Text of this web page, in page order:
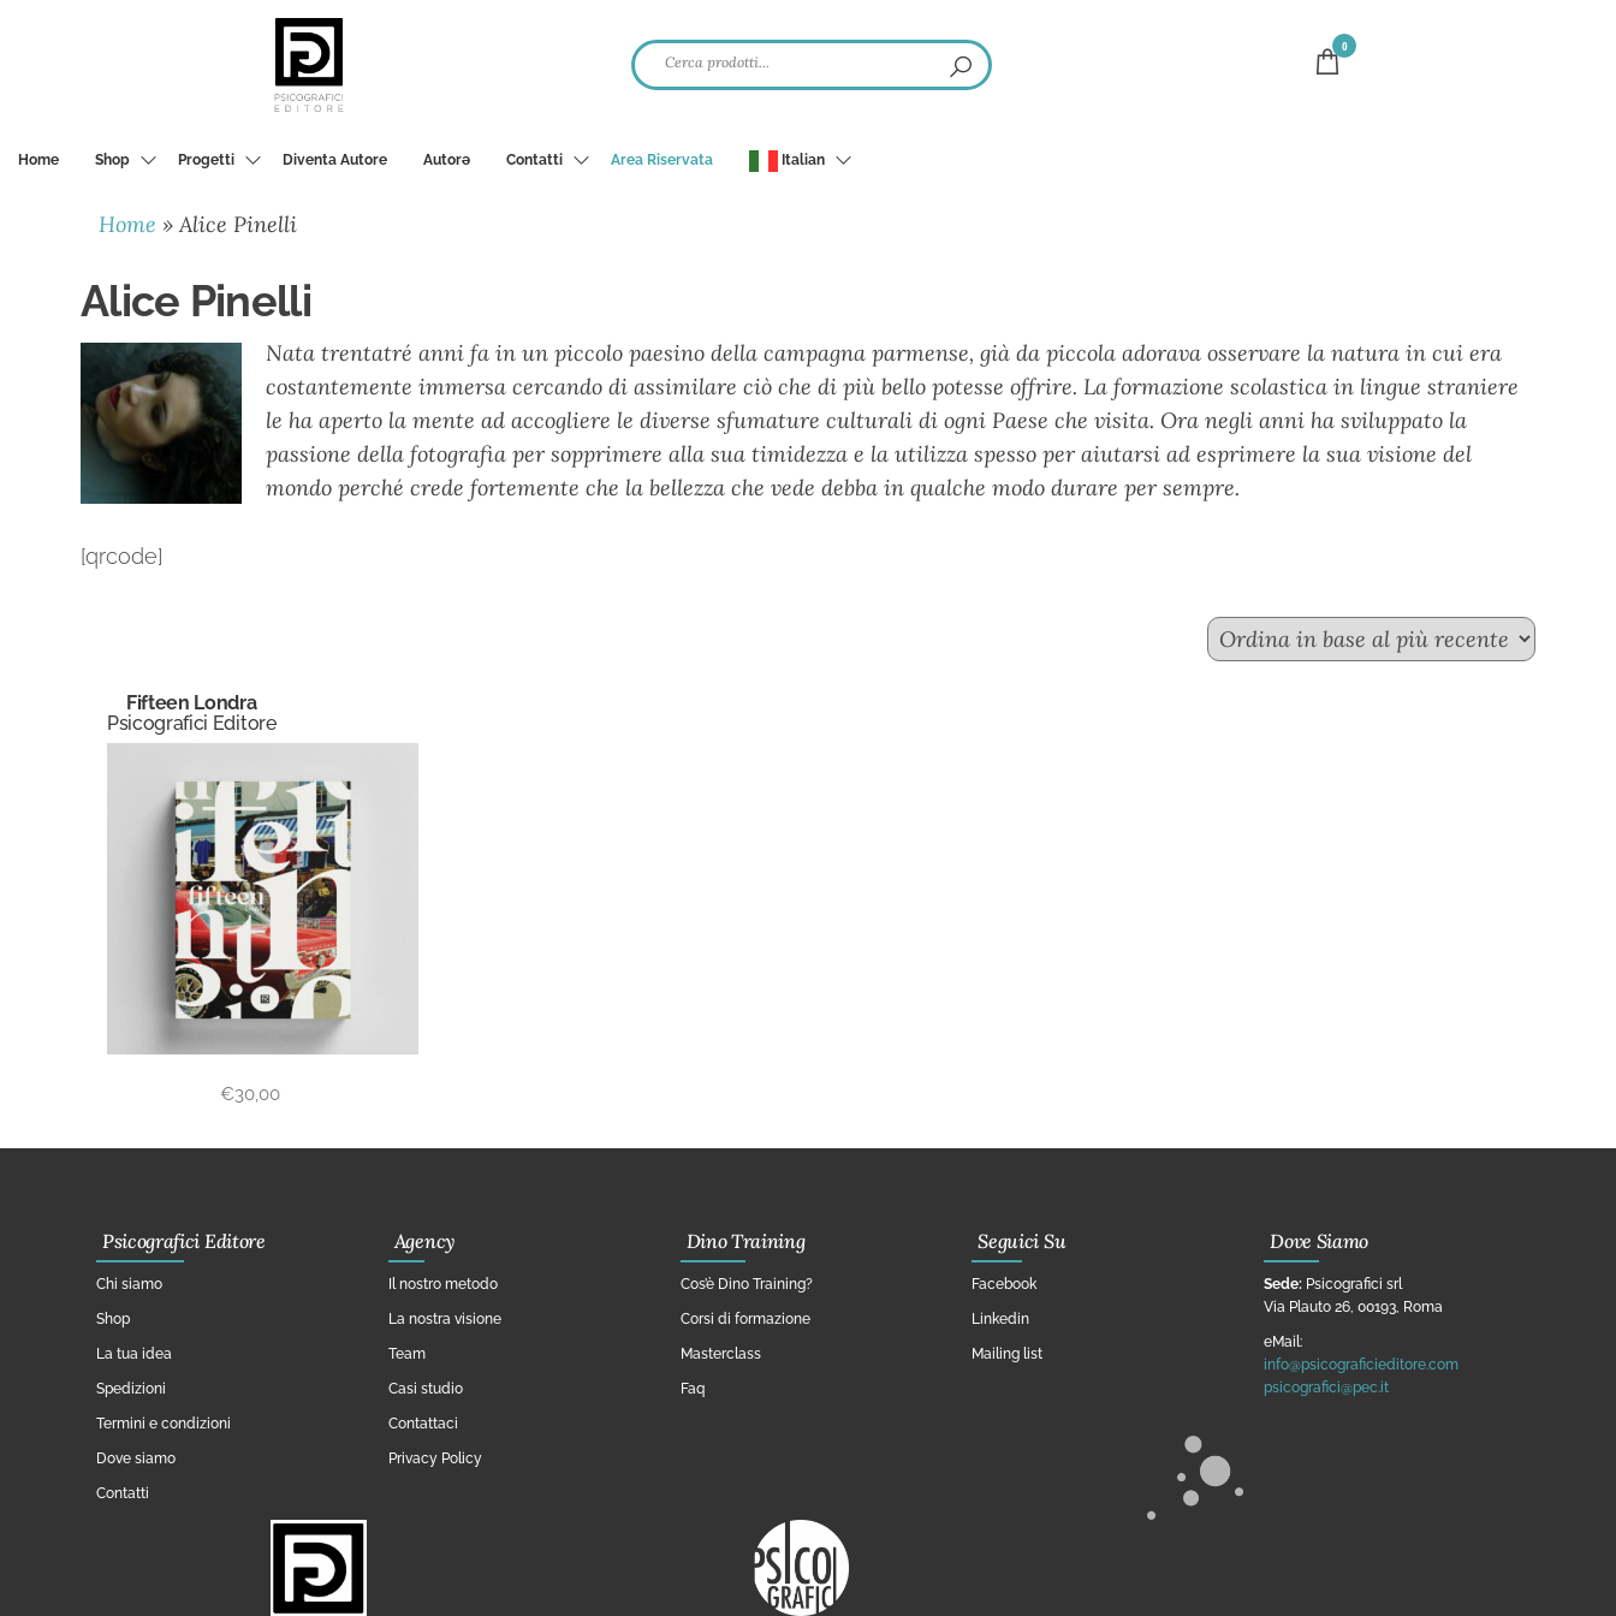
0
Home Shop Progetti Diventa Autore Autorә Contatti Area Riservata Italian
Home »Alice Pinelli
Alice Pinelli
Nata trentatré anni fa in un piccolo paesino della campagna parmense, già da piccola adorava osservare la natura in cui era
costantemente immersa cercando di assimilare ciò che di più bello potesse offrire. La formazione scolastica in lingue straniere
le ha aperto la mente ad accogliere le diverse sfumature culturali di ogni Paese che visita. Ora negli anni ha sviluppato la
passione della fotografia per sopprimere alla sua timidezza e la utilizza spesso per aiutarsi ad esprimere la sua visione del
mondo perché crede fortemente che la bellezza che vede debba in qualche modo durare per sempre.
[qrcode]
Fifteen Londra
Psicografici Editore
€30,00
Psicografici Editore
Chi siamo
Shop
La tua idea
Spedizioni
Termini e condizioni
Dove siamo
Contatti
Agency
Il nostro metodo
La nostra visione
Team
Casi studio
Contattaci
Privacy Policy
Dino Training
Cos’è Dino Training?
Corsi di formazione
Masterclass
Faq
Seguici Su
Facebook
Linkedin
Mailing list
Dove Siamo
Sede: Psicografici srl
Via Plauto 26, 00193, Roma
eMail:
info@psicograficieditore.com
psicografici@pec.it